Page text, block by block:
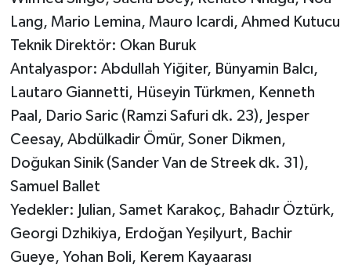
Lang, Mario Lemina, Mauro Icardi, Ahmed Kutucu
Teknik Direktör: Okan Buruk
Antalyaspor: Abdullah Yiğiter, Bünyamin Balcı,
Lautaro Giannetti, Hüseyin Türkmen, Kenneth
Paal, Dario Saric (Ramzi Safuri dk. 23), Jesper
Ceesay, Abdülkadir Ömür, Soner Dikmen,
Doğukan Sinik (Sander Van de Streek dk. 31),
Samuel Ballet
Yedekler: Julian, Samet Karakoç, Bahadır Öztürk,
Georgi Dzhikiya, Erdoğan Yeşilyurt, Bachir
Gueye, Yohan Boli, Kerem Kayaarası